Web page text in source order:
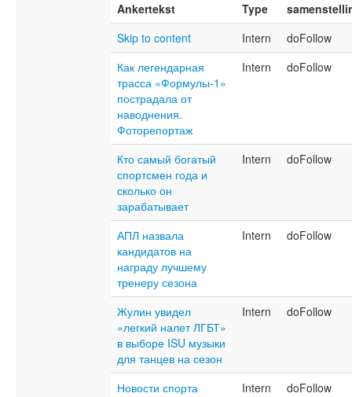
Ankertekst Type
Skip to content
Intern
doFollow
Как легендарная
трасса «Формулы-1»
пострадала от
наводнения.
Фоторепортаж
Intern doFollow
Кто самый богатый
спортсмен года и
сколько он
зарабатывает
Intern doFollow
АПЛ назвала
кандидатов на
награду лучшему
тренеру сезона
Intern doFollow
Жулин увидел
«легкий налет ЛГБТ»
в выборе ISU музыки
для танцев на сезон
Intern doFollow
Новости спорта Intern
doFollow